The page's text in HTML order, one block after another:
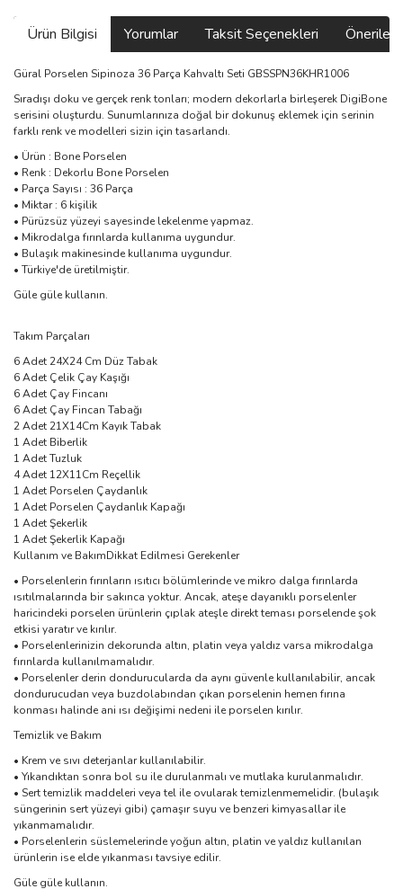
Ürün Bilgisi Yorumlar Taksit Seçenekleri
Güral Porselen Sipinoza 36 Parça Kahvaltı Seti GBSSPN36KHR1006
Sıradışı doku ve gerçek renk tonları; modern dekorlarla birleşerek DigiBone
serisini oluşturdu. Sunumlarınıza doğal bir dokunuş eklemek için serinin
farklı renk ve modelleri sizin için tasarlandı.
• Ürün : Bone Porselen
• Renk : Dekorlu Bone Porselen
• Parça Sayısı : 36 Parça
• Miktar : 6 kişilik
• Pürüzsüz yüzeyi sayesinde lekelenme yapmaz.
• Mikrodalga fırınlarda kullanıma uygundur.
• Bulaşık makinesinde kullanıma uygundur.
• Türkiye'de üretilmiştir.
Güle güle kullanın.
Takım Parçaları
6 Adet 24X24 Cm Düz Tabak
6 Adet Çelik Çay Kaşığı
6 Adet Çay Fincanı
6 Adet Çay Fincan Tabağı
2 Adet 21X14Cm Kayık Tabak
1 Adet Biberlik
1 Adet Tuzluk
4 Adet 12X11Cm Reçellik
1 Adet Porselen Çaydanlık
1 Adet Porselen Çaydanlık Kapağı
1 Adet Şekerlik
1 Adet Şekerlik Kapağı
Kullanım ve BakımDikkat Edilmesi Gerekenler
• Porselenlerin fırınların ısıtıcı bölümlerinde ve mikro dalga fırınlarda
ısıtılmalarında bir sakınca yoktur. Ancak, ateşe dayanıklı porselenler
haricindeki porselen ürünlerin çıplak ateşle direkt teması porselende şok
etkisi yaratır ve kırılır.
• Porselenlerinizin dekorunda altın, platin veya yaldız varsa mikrodalga
fırınlarda kullanılmamalıdır.
• Porselenler derin dondurucularda da aynı güvenle kullanılabilir, ancak
dondurucudan veya buzdolabından çıkan porselenin hemen fırına
konması halinde ani ısı değişimi nedeni ile porselen kırılır.
Temizlik ve Bakım
• Krem ve sıvı deterjanlar kullanılabilir.
• Yıkandıktan sonra bol su ile durulanmalı ve mutlaka kurulanmalıdır.
• Sert temizlik maddeleri veya tel ile ovularak temizlenmemelidir. (bulaşık
süngerinin sert yüzeyi gibi) çamaşır suyu ve benzeri kimyasallar ile
yıkanmamalıdır.
• Porselenlerin süslemelerinde yoğun altın, platin ve yaldız kullanılan
ürünlerin ise elde yıkanması tavsiye edilir.
Güle güle kullanın.